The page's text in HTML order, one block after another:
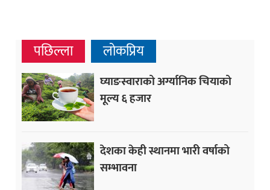
पछिल्ला लोकप्रिय
घ्याङस्वाराको अर्ग्यानिक चियाको
मूल्य ६ हजार
देशका केही स्थानमा भारी वर्षाको
सम्भावना